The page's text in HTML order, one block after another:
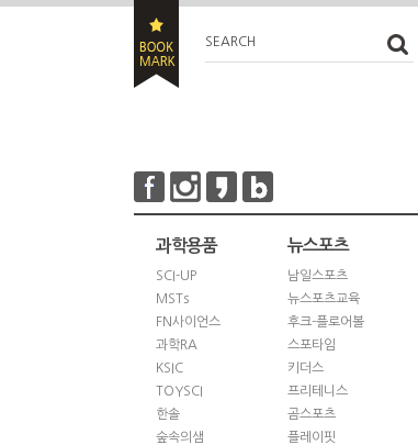
SEARCH
과학용품
SCI-UP
MSTs
FN사이언스
과학RA
KSIC
TOYSCI
한솔
숲속의샘
뉴스포츠
남일스포츠
뉴스포츠교육
후크-플로어볼
스포타임
키더스
프리테니스
곰스포츠
플레이핏